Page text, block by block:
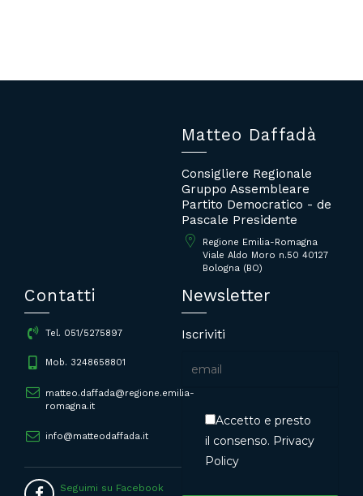
Matteo Daffadà
Consigliere Regionale
Gruppo Assembleare
Partito Democratico - de
Pascale Presidente
Regione Emilia-Romagna
Viale Aldo Moro n.50 40127
Bologna (BO)
Contatti
Tel. 051/5275897
Mob. 3248658801
matteo.daffada@regione.emilia-
romagna.it
info@matteodaffada.it
Seguimi su Facebook
Newsletter
Iscriviti
Accetto e presto
il consenso. Privacy
Policy